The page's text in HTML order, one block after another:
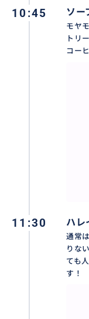
10:45 ソー
モヤ
トリ
コー
11:30 ハレ
通常
りな
ても
す！